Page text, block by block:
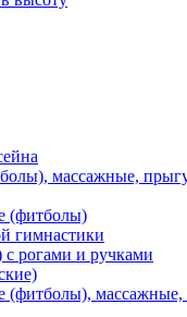
массажные,
(фитболы)
гимнастики
рогами и ручками
(фитболы),